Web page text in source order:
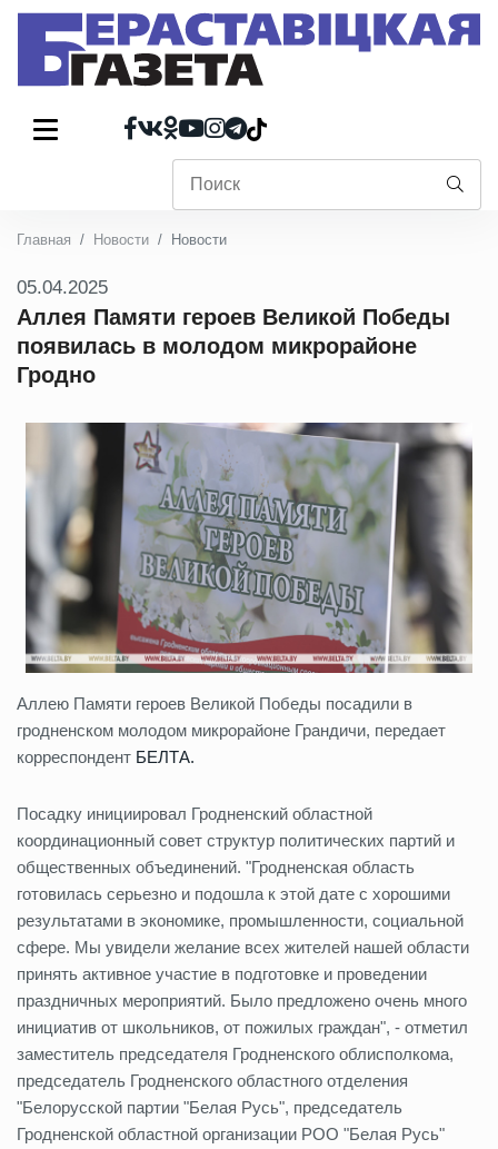
Главная Новости Новости
05.04.2025
Аллея Памяти героев Великой Победы
появилась в молодом микрорайоне
Гродно
Аллею Памяти героев Великой Победы посадили в
гродненском молодом микрорайоне Грандичи, передает
корреспондент БЕЛТА.
Посадку инициировал Гродненский областной
координационный совет структур политических партий и
общественных объединений. "Гродненская область
готовилась серьезно и подошла к этой дате с хорошими
результатами в экономике, промышленности, социальной
сфере. Мы увидели желание всех жителей нашей области
принять активное участие в подготовке и проведении
праздничных мероприятий. Было предложено очень много
инициатив от школьников, от пожилых граждан", - отметил
заместитель председателя Гродненского облисполкома,
председатель Гродненского областного отделения
"Белорусской партии "Белая Русь", председатель
Гродненской областной организации РОО "Белая Русь"